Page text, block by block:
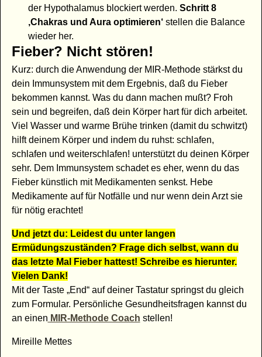
der Hypothalamus blockiert werden. Schritt 8
‚Chakras und Aura optimieren‘stellen die Balance
wieder her.
Fieber? Nicht stören!
Kurz: durch die Anwendung der MIR-Methode stärkst du
dein Immunsystem mit dem Ergebnis, daß du Fieber
bekommen kannst. Was du dann machen mußt? Froh
sein und begreifen, daß dein Körper hart für dich arbeitet.
Viel Wasser und warme Brühe trinken (damit du schwitzt)
hilft deinem Körper und indem du ruhst: schlafen,
schlafen und weiterschlafen! unterstützt du deinen Körper
sehr. Dem Immunsystem schadet es eher, wenn du das
Fieber künstlich mit Medikamenten senkst. Hebe
Medikamente auf für Notfälle und nur wenn dein Arzt sie
für nötig erachtet!
Und jetzt du: Leidest du unter langen
Ermüdungszuständen? Frage dich selbst, wann du
das letzte Mal Fieber hattest! Schreibe es hierunter.
Vielen Dank!
Mit der Taste „End“ auf deiner Tastatur springst du gleich
zum Formular. Persönliche Gesundheitsfragen kannst du
an einen MIR-Methode Coach stellen!
Mireille Mettes